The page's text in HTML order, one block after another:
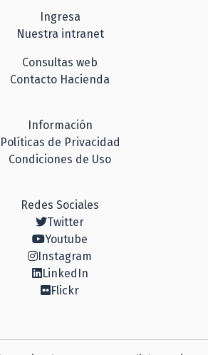
Ingresa
Nuestra intranet
Consultas web
Contacto Hacienda
Información
Políticas de Privacidad
Condiciones de Uso
Redes Sociales
Twitter
Youtube
Instagram
LinkedIn
Flickr